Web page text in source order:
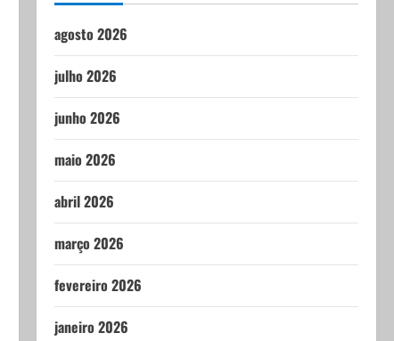
agosto 2026
julho 2026
junho 2026
maio 2026
abril 2026
março 2026
fevereiro 2026
janeiro 2026